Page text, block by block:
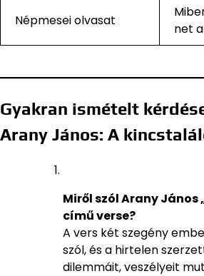
Népmesei olvasat
net
Gyakran ismételt
Arany János: A
Miről szól Arany János
című verse?
A vers két szegény
szól, és a hirtelen
dilemmáit, veszélyeit